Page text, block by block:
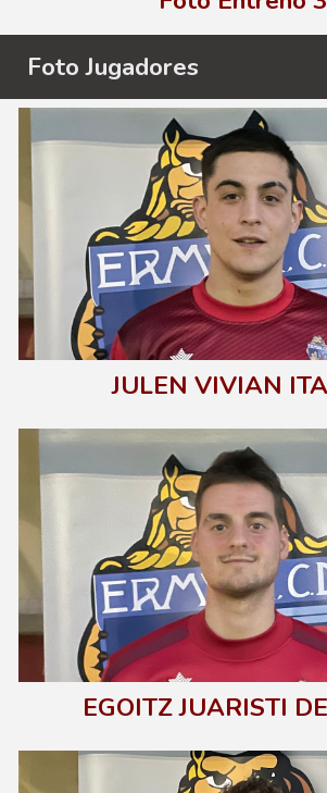
FotoJugadores
JULEN VIVIAN
EGOITZ JUARISTI